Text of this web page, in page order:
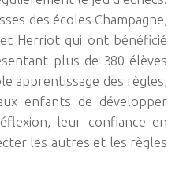
des écoles Champagne,
Herriot qui ont bénéficié
plus de 380 élèves
apprentissage des règles,
enfants de développer
leur confiance en
les autres et les règles